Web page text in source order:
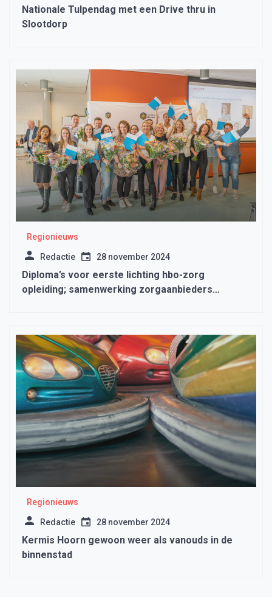
Nationale Tulpendag met een Drive thru in
Slootdorp
Regionieuws
Redactie 28 november 2024
Diploma’s voor eerste lichting hbo-zorg
opleiding; samenwerking zorgaanbieders
Regionieuws
Redactie 28 november 2024
Kermis Hoorn gewoon weer als vanouds in de
binnenstad